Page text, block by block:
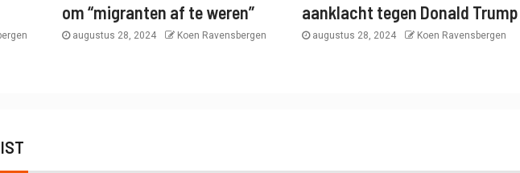
om “migranten af ​​te weren”
augustus 28, 2024 Koen Ravensbergen
aanklacht tegen Donald Trump
augustus 28, 2024 Koen Ravensbergen